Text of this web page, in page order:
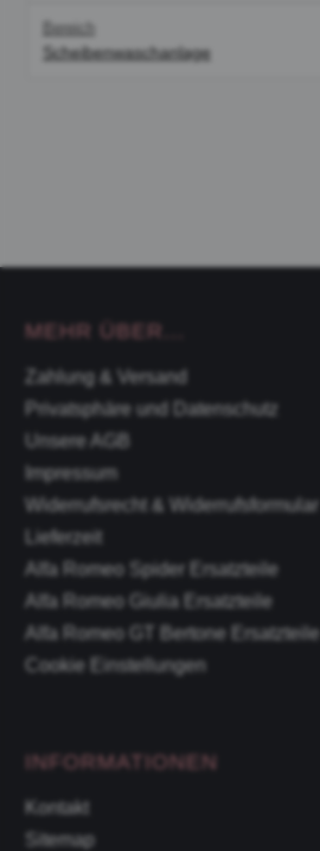
Bereich
Scheibenwaschanlage
MEHR ÜBER...
Zahlung & Versand
Privatsphäre und Datenschutz
Unsere AGB
Impressum
Widerrufsrecht & Widerrufsformular
Lieferzeit
Alfa Romeo Spider Ersatzteile
Alfa Romeo Giulia Ersatzteile
Alfa Romeo GT Bertone Ersatzteile
Cookie Einstellungen
INFORMATIONEN
Kontakt
Sitemap